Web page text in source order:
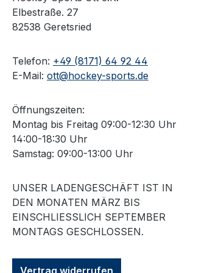
Elbestraße. 27
82538 Geretsried
Telefon: +49 (8171) 64 92 44
E-Mail: ott@hockey-sports.de
Öffnungszeiten:
Montag bis Freitag 09:00-12:30 Uhr
14:00-18:30 Uhr
Samstag: 09:00-13:00 Uhr
UNSER LADENGESCHÄFT IST IN
DEN MONATEN MÄRZ BIS
EINSCHLIESSLICH SEPTEMBER M
ONTAGS GESCHLOSSEN.